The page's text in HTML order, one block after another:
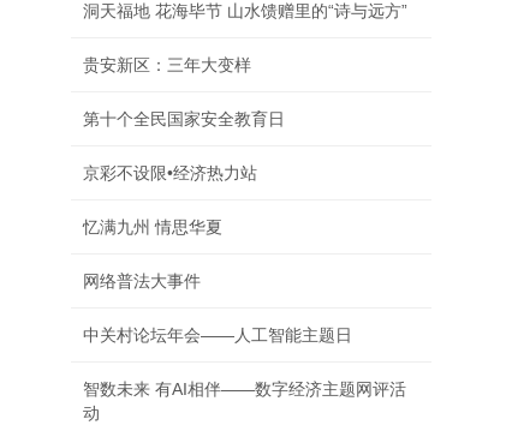
洞天福地 花海毕节 山水馈赠里的“诗与远方”
贵安新区：三年大变样
第十个全民国家安全教育日
京彩不设限•经济热力站
忆满九州 情思华夏
网络普法大事件
中关村论坛年会——人工智能主题日
智数未来 有AI相伴——数字经济主题网评活
动